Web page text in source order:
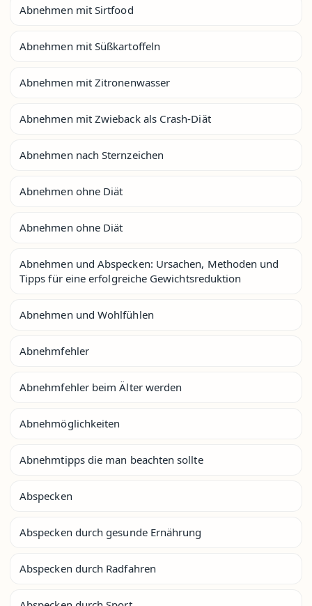
Abnehmen mit Sirtfood
Abnehmen mit Süßkartoffeln
Abnehmen mit Zitronenwasser
Abnehmen mit Zwieback als Crash-Diät
Abnehmen nach Sternzeichen
Abnehmen ohne Diät
Abnehmen ohne Diät
Abnehmen und Abspecken: Ursachen, Methoden und
Tipps für eine erfolgreiche Gewichtsreduktion
Abnehmen und Wohlfühlen
Abnehmfehler
Abnehmfehler beim Älter werden
Abnehmöglichkeiten
Abnehmtipps die man beachten sollte
Abspecken
Abspecken durch gesunde Ernährung
Abspecken durch Radfahren